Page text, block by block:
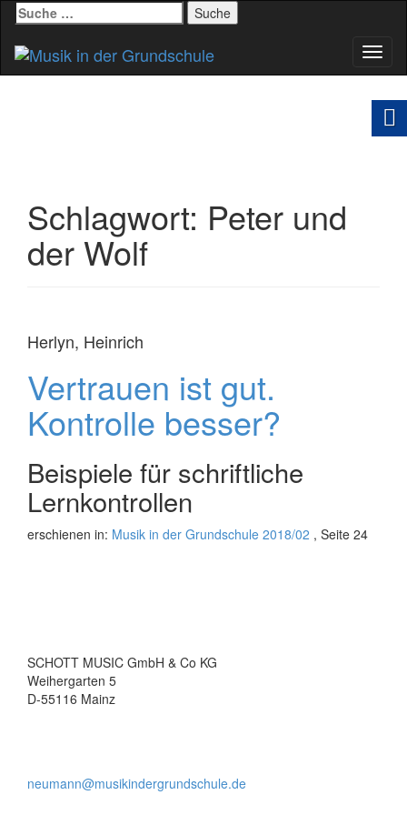
Suche
nach:
Schlagwort: Peter und
der Wolf
Herlyn, Heinrich
Vertrauen ist gut.
Kontrolle besser?
Beispiele für schriftliche
Lernkontrollen
erschienen in: Musik in der Grundschule 2018/02 , Seite 24
SCHOTT MUSIC GmbH & Co KG
Weihergarten 5
D-55116 Mainz
neumann@musikindergrundschule.de